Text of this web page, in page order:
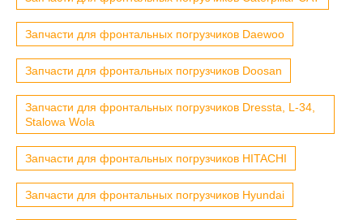
Запчасти для фронтальных погрузчиков Daewoo
Запчасти для фронтальных погрузчиков Doosan
Запчасти для фронтальных погрузчиков Dressta, L-34,
Stalowa Wola
Запчасти для фронтальных погрузчиков HITACHI
Запчасти для фронтальных погрузчиков Hyundai